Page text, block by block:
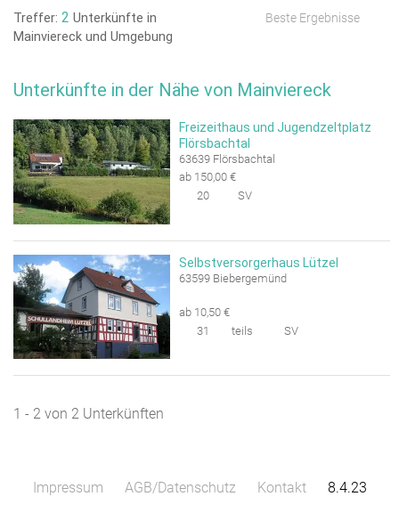
Treffer: 2 Unterkünfte in
Mainviereck und Umgebung
Beste Ergebnisse
Unterkünfte in der Nähe von Mainviereck
Freizeithaus und Jugendzeltplatz
Flörsbachtal
63639 Flörsbachtal
ab 150,00 €
20
SV
Selbstversorgerhaus Lützel
63599 Biebergemünd
ab 10,50 €
31
teils SV
1 - 2 von 2 Unterkünften
Impressum AGB/Datenschutz Kontakt 8.4.23